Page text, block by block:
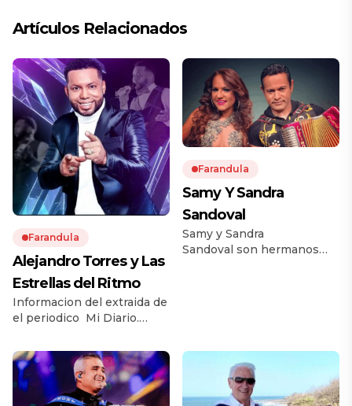
Artículos Relacionados
Farandula
Alejandro Torres y Las
Estrellas del Ritmo
Informacion del extraida de
el periodico Mi Diario.
vendedor de pescado a
ídolo de la música típica en
Panamá, El más pegado de
Panamá, Alejandro Torres
Farandula
Samy Y Sandra
Sandoval
Samy y Sandra
Sandoval son hermanos
internacional. Comenzaron
a actuar juntos desde niños
en la provincia de Herrera,